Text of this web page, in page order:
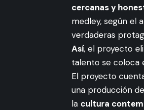
cercanas y
medley, según el
verdaderas
Así, el proyecto
talento se coloca
El proyecto
una producción de
la cultura